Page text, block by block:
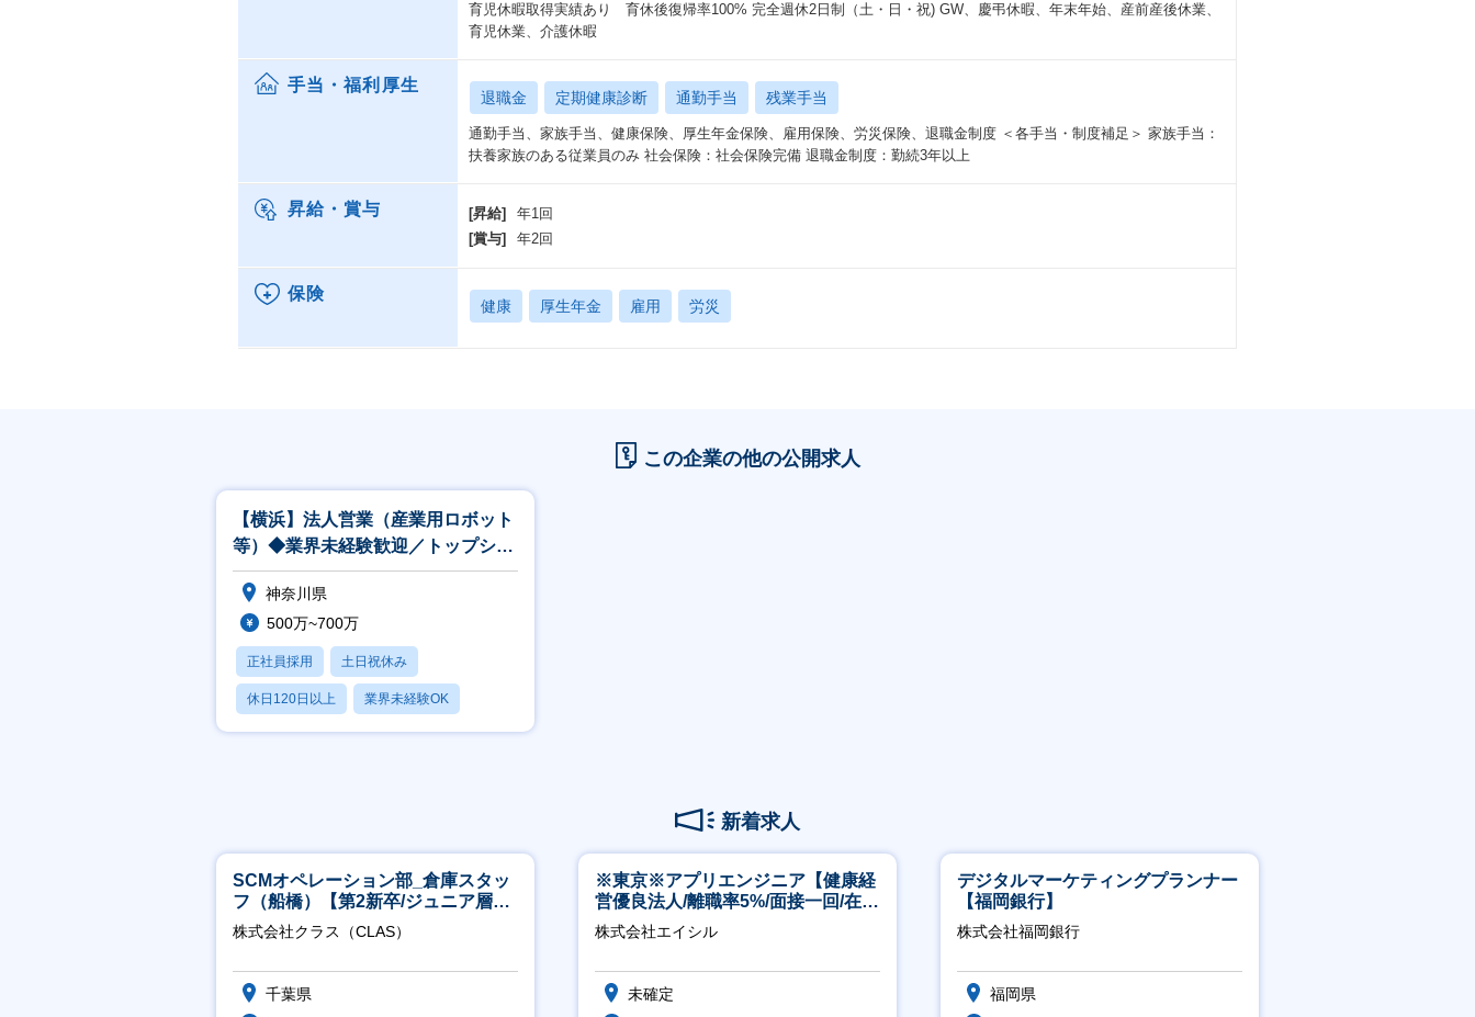
育児休暇取得実績あり 育休後復帰率100% 完全週休2日制（土・日・祝) GW、慶弔休暇、年末年始、産前産後休業、
育児休業、介護休暇
手当・福利厚生
退職金 定期健康診断 通勤手当 残業手当
通勤手当、家族手当、健康保険、厚生年金保険、雇用保険、労災保険、退職金制度 ＜各手当・制度補足＞ 家族手当：
扶養家族のある従業員のみ 社会保険：社会保険完備 退職金制度：勤続3年以上
昇給・賞与 [昇給]
年1回
[賞与]
年2回
保険
健康 厚生年金 雇用 労災
この企業の他の公開求人
【横浜】法人営業（産業用ロボット
等）◆業界未経験歓迎／トップシェ
ア級技術商社／リーダー職採用
神奈川県
500万~700万
正社員採用 土日祝休み
休日120日以上 業界未経験OK
産休・育休あり
新着求人
SCMオペレーション部_倉庫スタッ
フ（船橋）【第2新卒/ジュニア層歓
迎】
株式会社クラス（CLAS）
千葉県
※東京※アプリエンジニア【健康経
営優良法人/離職率5%/面接一回/在宅
有/完休2日/上流案件多数】
株式会社エイシル
未確定
デジタルマーケティングプランナー
【福岡銀行】
株式会社福岡銀行
福岡県